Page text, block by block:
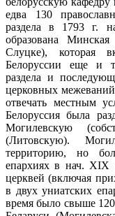
едва 130
раздела в 1793 г.
образована
Слуцке), ко­торая
Белоруссии еще и
раздела и
церков­ных
отвечать местным
Белоруссия была
Могилевскую
(Литовскую).
территорию, но
епархиях в нач. XIX
церквей (включая
в двух униатских
время было свыше